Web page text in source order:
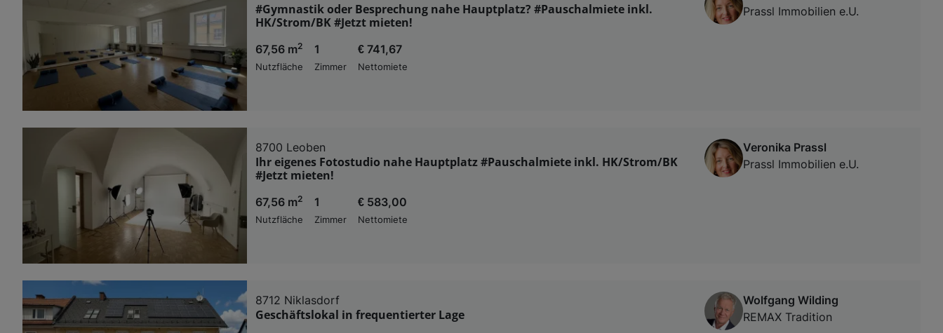
#Gymnastik oder Besprechung nahe Hauptplatz? #Pauschalmiete inkl.
HK/Strom/BK #Jetzt mieten!
67,56 m2
Nutzfläche
1
Zimmer
€ 741,67
Nettomiete
Prassl Immobilien e.U.
8700 Leoben
Ihr eigenes Fotostudio nahe Hauptplatz #Pauschalmiete inkl. HK/Strom/BK
#Jetzt mieten!
67,56 m2
Nutzfläche
1
Zimmer
€ 583,00
Nettomiete
Veronika Prassl
Prassl Immobilien e.U.
8712 Niklasdorf
Geschäftslokal in frequentierter Lage
Wolfgang Wilding
REMAX Tradition